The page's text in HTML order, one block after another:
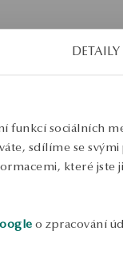
DETAILY
funkcí sociálních
sdílíme se
které jste
o zpracování
žádné produkty